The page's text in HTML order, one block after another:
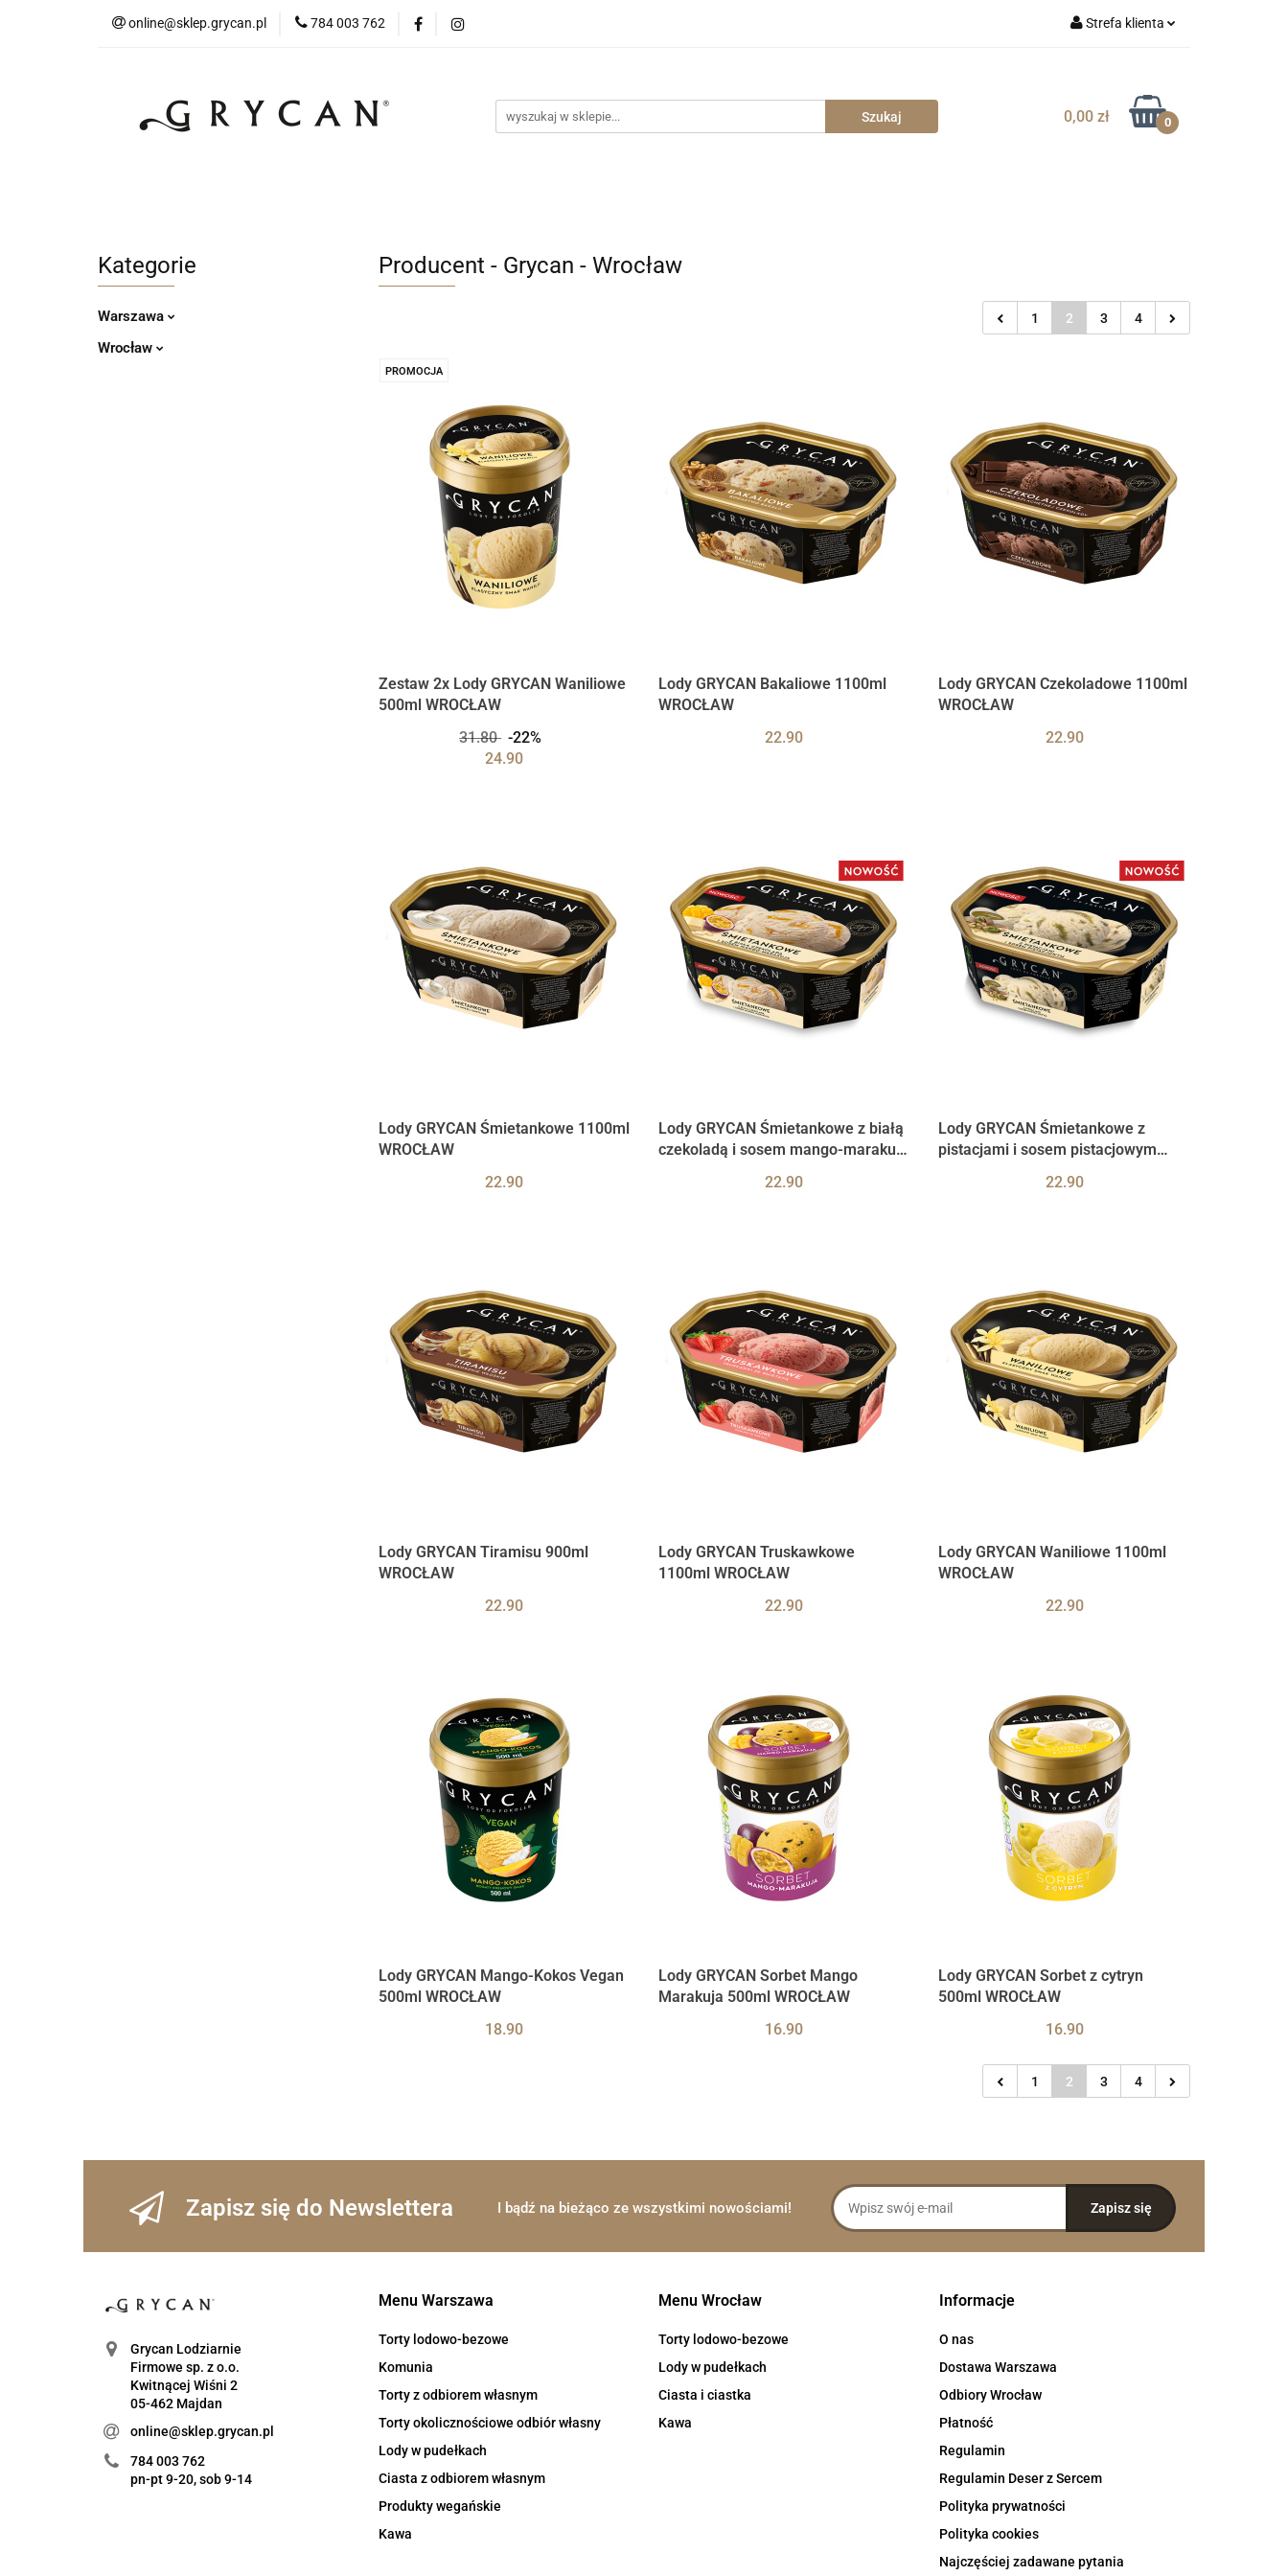
online@sklep.grycan.pl 784 003 762 Strefa klienta
Zarejestruj się
Dodaj zgłoszenie
0,00 zł 0
Sklep Internetowy Warszawa
Kategorie
Warszawa
Wrocław
Producent - Grycan - Wrocław
1 2 3 4
PROMOCJA
Zestaw 2x Lody GRYCAN Waniliowe
500ml WROCŁAW
31.80 -22%
24.90
Lody GRYCAN Bakaliowe 1100ml
WROCŁAW
22.90
Lody GRYCAN Czekoladowe 1100ml
WROCŁAW
22.90
Lody GRYCAN Śmietankowe 1100ml
WROCŁAW
22.90
Lody GRYCAN Śmietankowe z białą
czekoladą i sosem mango-marakuja
22.90
Lody GRYCAN Śmietankowe z
pistacjami i sosem pistacjowym
22.90
Lody GRYCAN Tiramisu 900ml
WROCŁAW
22.90
Lody GRYCAN Truskawkowe
1100ml WROCŁAW
22.90
Lody GRYCAN Waniliowe 1100ml
WROCŁAW
22.90
Lody GRYCAN Mango-Kokos Vegan
500ml WROCŁAW
18.90
Lody GRYCAN Sorbet Mango
Marakuja 500ml WROCŁAW
16.90
Lody GRYCAN Sorbet z cytryn
500ml WROCŁAW
16.90
1 2 3 4
Zapisz się do Newslettera I bądź na bieżąco ze wszystkimi nowościami!
Grycan Lodziarnie
Firmowe sp. z o.o.
Kwitnącej Wiśni 2
05-462 Majdan
online@sklep.grycan.pl
784 003 762
pn-pt 9-20, sob 9-14
Menu Warszawa
Torty lodowo-bezowe
Komunia
Torty z odbiorem własnym
Torty okolicznościowe odbiór własny
Lody w pudełkach
Ciasta z odbiorem własnym
Produkty wegańskie
Kawa
Menu Wrocław
Torty lodowo-bezowe
Lody w pudełkach
Ciasta i ciastka
Kawa
Informacje
O nas
Dostawa Warszawa
Odbiory Wrocław
Płatność
Regulamin
Regulamin Deser z Sercem
Polityka prywatności
Polityka cookies
Najczęściej zadawane pytania